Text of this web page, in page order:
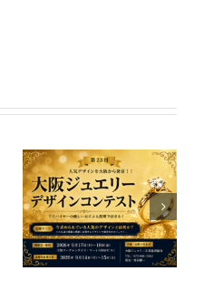
展
は
『ザ・シ
チズン』
勝色の藍
染和紙文
字板モデ